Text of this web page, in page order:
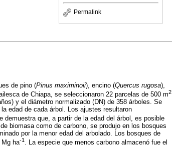
Permalink
de pino (Pinus maximinoii), encino (Quercus rugosa),
de Chiapa, se seleccionaron 22 parcelas de 500 m2
y el diámetro normalizado (DN) de 358 árboles. Se
edad de cada árbol. Los ajustes resultaron
demuestra que, a partir de la edad del árbol, es posible
biomasa como de carbono, se produjo en los bosques
por la menor edad del arbolado. Los bosques de
ha-1 . La especie que menos carbono almacenó fue el